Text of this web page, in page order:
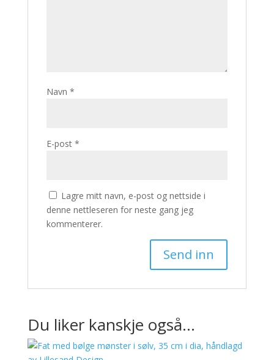
Navn *
E-post *
Lagre mitt navn, e-post og nettside i
denne nettleseren for neste gang jeg
kommenterer.
Du liker kanskje også…